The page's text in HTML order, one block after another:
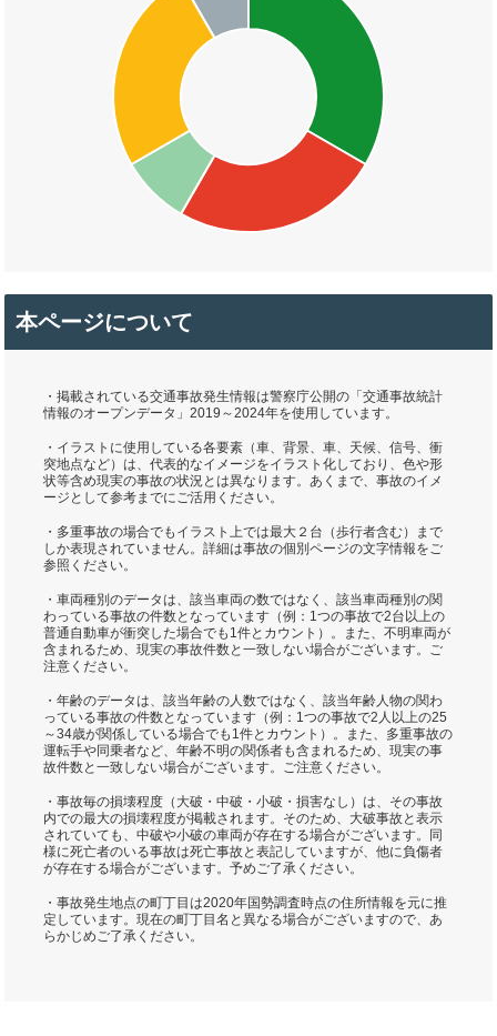
本ページについて
・掲載されている交通事故発生情報は警察庁公開の「交通事故統計
情報のオープンデータ」2019～2024年を使用しています。
・イラストに使用している各要素（車、背景、車、天候、信号、衝
突地点など）は、代表的なイメージをイラスト化しており、色や形
状等含め現実の事故の状況とは異なります。あくまで、事故のイメ
ージとして参考までにご活用ください。
・多重事故の場合でもイラスト上では最大２台（歩行者含む）まで
しか表現されていません。詳細は事故の個別ページの文字情報をご
参照ください。
・車両種別のデータは、該当車両の数ではなく、該当車両種別の関
わっている事故の件数となっています（例：1つの事故で2台以上の
普通自動車が衝突した場合でも1件とカウント）。また、不明車両が
含まれるため、現実の事故件数と一致しない場合がございます。ご
注意ください。
・年齢のデータは、該当年齢の人数ではなく、該当年齢人物の関わ
っている事故の件数となっています（例：1つの事故で2人以上の25
～34歳が関係している場合でも1件とカウント）。また、多重事故の
運転手や同乗者など、年齢不明の関係者も含まれるため、現実の事
故件数と一致しない場合がございます。ご注意ください。
・事故毎の損壊程度（大破・中破・小破・損害なし）は、その事故
内での最大の損壊程度が掲載されます。そのため、大破事故と表示
されていても、中破や小破の車両が存在する場合がございます。同
様に死亡者のいる事故は死亡事故と表記していますが、他に負傷者
が存在する場合がございます。予めご了承ください。
・事故発生地点の町丁目は2020年国勢調査時点の住所情報を元に推
定しています。現在の町丁目名と異なる場合がございますので、あ
らかじめご了承ください。